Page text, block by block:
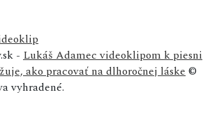
- Lukáš Adamec videoklipom k piesni
ako pracovať na dlhoročnej láske ©
vyhradené.